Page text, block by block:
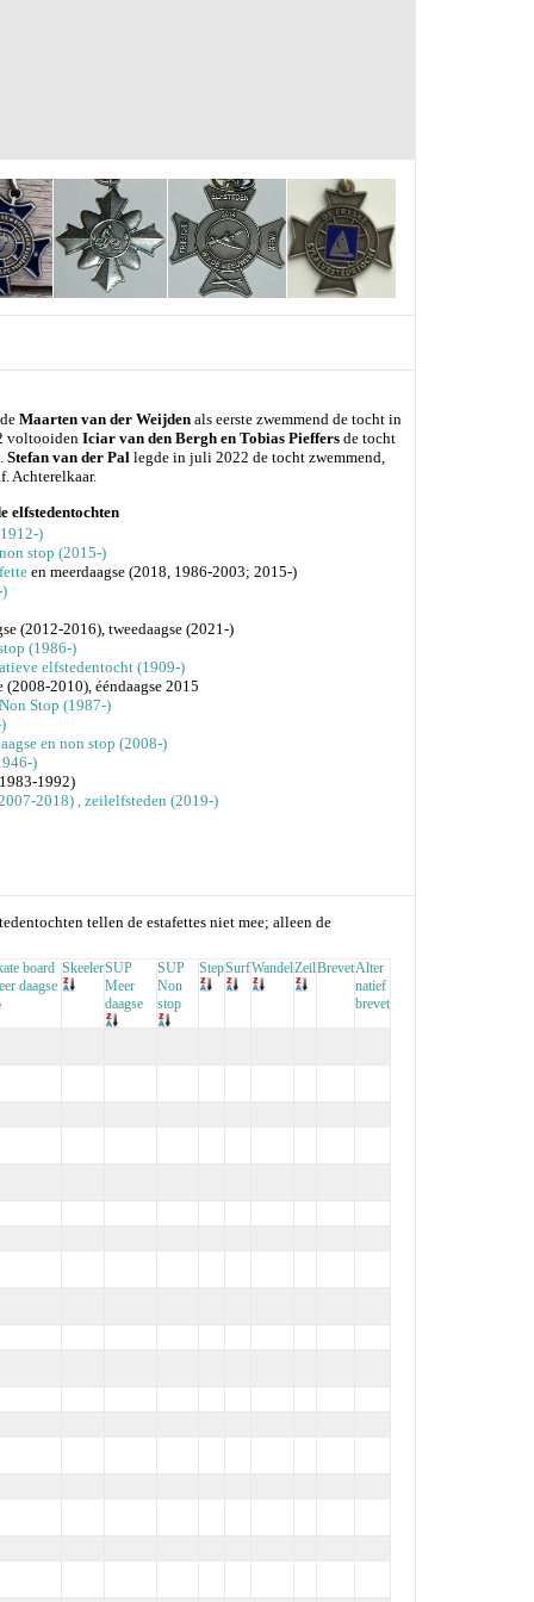
Maarten van der Weijden als eerste zwemmend de tocht in
voltooiden Iciar van den Bergh en Tobias Pieffers de tocht
Stefan van der Pal legde in juli 2022 de tocht zwemmend,
Achterelkaar.
elfstedentochten
)
stop (2015-)
en meerdaagse (2018, 1986-2003; 2015-)
(2012-2016), tweedaagse (2021-)
(1986-)
elfstedentocht (1909-)
(2008-2010), ééndaagse 2015
Stop (1987-)
en non stop (2008-)
)
1992)
2018) , zeilelfsteden (2019-)
tellen de estafettes niet mee; alleen de
board
daagse
SkeelerSUP
Meer
daagse
SUP
Non
stop
StepSurfWandelZeilBrevetAlter
natief
brevet